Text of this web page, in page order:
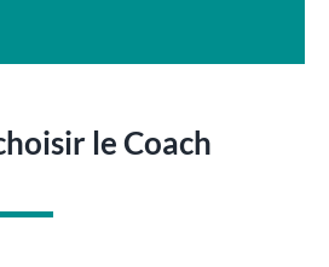
le Coach